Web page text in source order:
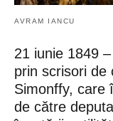
AVRAM IANCU
21 iunie 1849
prin scrisori de
Simonffy, care
de către